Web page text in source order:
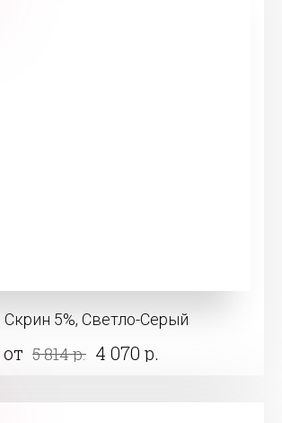
Скрин 5%, Светло-Серый
от 5 814 р. 4 070 р.